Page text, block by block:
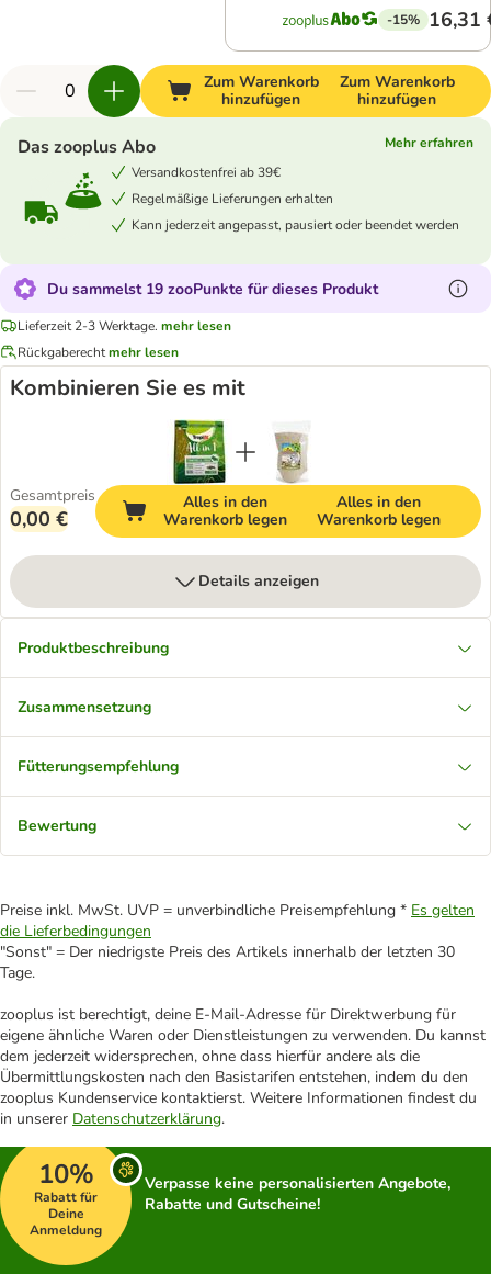
-15% 16,31
Zum Warenkorb
hinzufügen
Zum Warenkorb
hinzufügen
Das zooplus Abo
Mehr erfahren
Versandkostenfrei ab 39€
Regelmäßige Lieferungen erhalten
Kann jederzeit angepasst, pausiert oder beendet werden
Du sammelst 19 zooPunkte für dieses Produkt
Lieferzeit 2-3 Werktage. mehr lesen
Rückgaberechtmehr lesen
Kombinieren Sie es mit
Gesamtpreis
0,00 €
Alles in den
Warenkorb legen
Alles in den
Warenkorb legen
Details anzeigen
Produktbeschreibung
Zusammensetzung
Fütterungsempfehlung
Bewertung
Preise inkl. MwSt. UVP = unverbindliche Preisempfehlung * Es gelten
die Lieferbedingungen
"Sonst" = Der niedrigste Preis des Artikels innerhalb der letzten 30
Tage.
zooplus ist berechtigt, deine E-Mail-Adresse für Direktwerbung für
eigene ähnliche Waren oder Dienstleistungen zu verwenden. Du kannst
dem jederzeit widersprechen, ohne dass hierfür andere als die
Übermittlungskosten nach den Basistarifen entstehen, indem du den
zooplus Kundenservice kontaktierst. Weitere Informationen findest du
in unserer Datenschutzerklärung.
10%
Rabatt für
Deine
Anmeldung
Verpasse keine personalisierten Angebote,
Rabatte und Gutscheine!